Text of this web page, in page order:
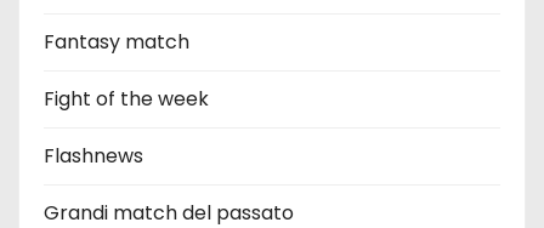
Fantasy match
Fight of the week
Flashnews
Grandi match del passato